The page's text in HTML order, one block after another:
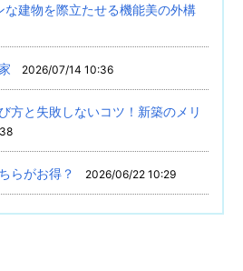
な建物を際立たせる機能美の外構
2026/07/14 10:36
方と失敗しないコツ！新築のメリ
らがお得？ 2026/06/22 10:29